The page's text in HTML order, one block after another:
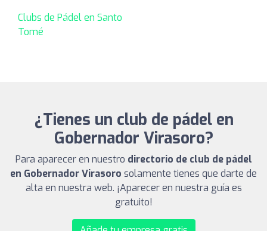
Clubs de Pádel en Santo
Tomé
¿Tienes un club de pádel en
Gobernador Virasoro?
Para aparecer en nuestro directorio de club de pádel
en Gobernador Virasoro solamente tienes que darte de
alta en nuestra web. ¡Aparecer en nuestra guía es
gratuito!